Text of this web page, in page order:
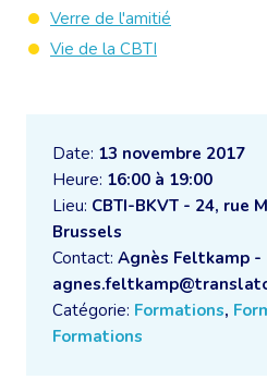
Date: 13 novembre 2017
Heure: 16:00 à 19:00
Lieu: CBTI-BKVT - 24, rue
Brussels
Contact: Agnès Feltkamp -
Catégorie: Formations,
Formations
Verre de l'amitié
Vie de la CBTI